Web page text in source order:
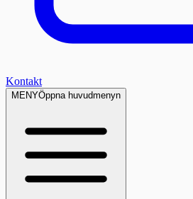
Kontakt
MENYÖppna huvudmenyn